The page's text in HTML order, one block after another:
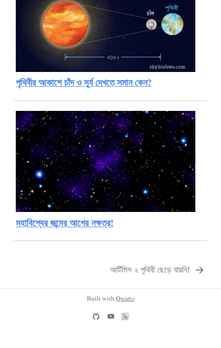
পৃথিবীর আকাশে চাঁদ ও সূর্য দেখতে সমান কেন?
মহাবিশ্বের জন্মের আগের নক্ষত্র!
আর্টিমিস ২ পৃথিবী ছেড়ে যায়নি!
Built with Quarto